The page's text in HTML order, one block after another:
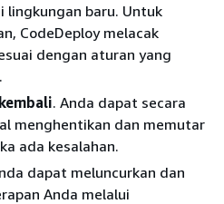
lingkungan baru. Untuk
CodeDeploy melacak
dengan aturan yang
. Anda dapat secara
menghentikan dan memutar
ada kesalahan.
dapat meluncurkan dan
Anda melalui